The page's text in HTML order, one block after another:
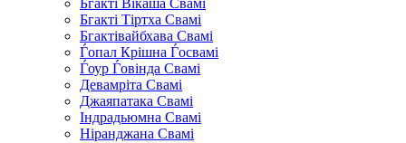
Бгакті Тіртха Свамі
Бгактівайбхава Свамі
Ѓопал Крішна Ѓосвамі
Ѓоур Ѓовінда Свамі
Девамріта Свамі
Джаяпатака Свамі
Індрадьюмна Свамі
Ніранджана Свамі